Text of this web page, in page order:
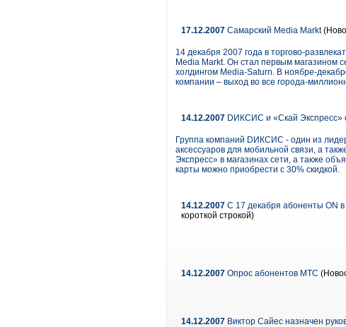
17.12.2007 Самарский Media Markt
14 декабря 2007 года в торгово-
Media Markt. Он стал первым магазином
холдингом Media-Saturn. В ноябре-
компании – выход во все города-
14.12.2007 DИКСИС и «Скай Экспресс»
Группа компаний DИКСИС - один из
аксессуаров для мобильной связи, а
Экспресс» в магазинах сети, а также
карты можно приобрести с 30% скидкой.
14.12.2007 С 17 декабря абоненты ON в
короткой строкой)
14.12.2007 Опрос абонентов МТС
14.12.2007 Виктор Сайес назначен